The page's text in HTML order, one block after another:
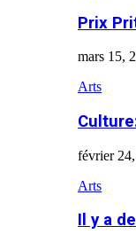
Prix
mars 15,
Arts
février
Arts
Il y a